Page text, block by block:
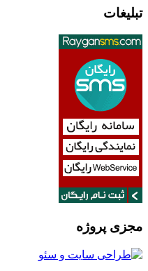
تبلیغات
مجزی پروژه